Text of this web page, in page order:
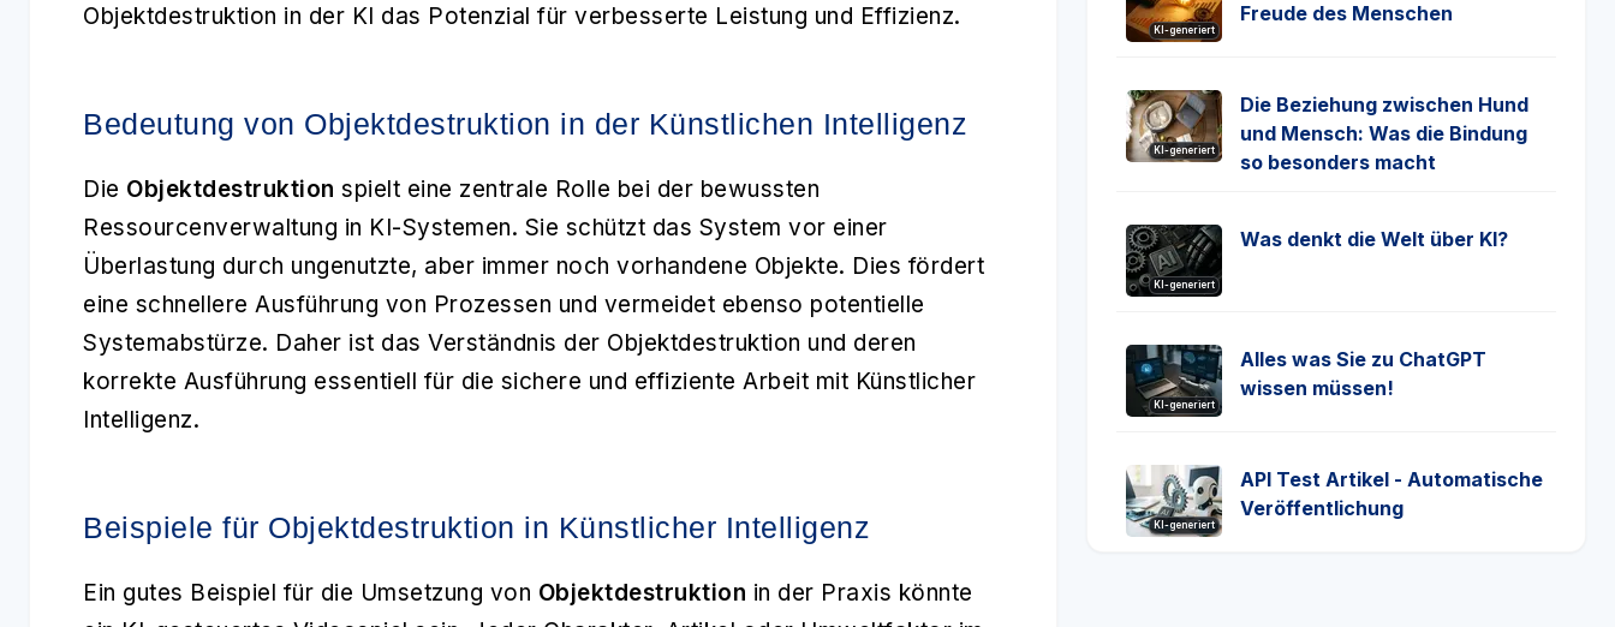
Objektdestruktion in der KI das Potenzial für verbesserte Leistung und Effizienz.
Bedeutung von Objektdestruktion in der Künstlichen Intelligenz
Die Objektdestruktion spielt eine zentrale Rolle bei der bewussten
Ressourcenverwaltung in KI-Systemen. Sie schützt das System vor einer
Überlastung durch ungenutzte, aber immer noch vorhandene Objekte. Dies fördert
eine schnellere Ausführung von Prozessen und vermeidet ebenso potentielle
Systemabstürze. Daher ist das Verständnis der Objektdestruktion und deren
korrekte Ausführung essentiell für die sichere und effiziente Arbeit mit Künstlicher
Intelligenz.
Beispiele für Objektdestruktion in Künstlicher Intelligenz
Ein gutes Beispiel für die Umsetzung von Objektdestruktion in der Praxis könnte
KI-generiert
Freude des Menschen
KI-generiert
Die Beziehung zwischen Hund
und Mensch: Was die Bindung
so besonders macht
KI-generiert
Was denkt die Welt über KI?
KI-generiert
Alles was Sie zu ChatGPT
wissen müssen!
KI-generiert
API Test Artikel - Automatische
Veröffentlichung